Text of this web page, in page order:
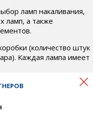
ламп накаливания,
ламп, а также
(количество штук
Каждая лампа имеет
условиям доставки и
ответят на
для вас